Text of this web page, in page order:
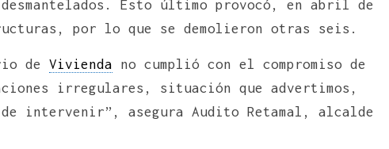
Esto último provocó, en abril de
por lo que se demolieron otras seis.
de Vivienda no cumplió con el compromiso de
irregulares, situación que advertimos,
intervenir”, asegura Audito Retamal, alcalde